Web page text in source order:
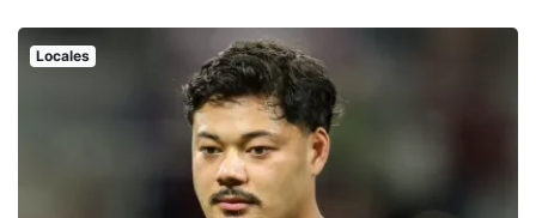
Locales